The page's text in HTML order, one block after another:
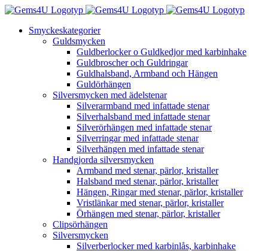
Fortsätt
innehålletSmyckeskategorier
Guldsmycken
Guldberlocker o Guldkedjor med karbinhake
Guldbroscher och Guldringar
Guldhalsband, Armband och Hängen
Guldörhängen
Silversmycken med ädelstenar
Silverarmband med infattade stenar
Silverhalsband med infattade stenar
Silverörhängen med infattade stenar
Silverringar med infattade stenar
Silverhängen med infattade stenar
Handgjorda silversmycken
Armband med stenar, pärlor, kristaller
Halsband med stenar, pärlor, kristaller
Hängen, Ringar med stenar, pärlor, kristaller
Vristlänkar med stenar, pärlor, kristaller
Örhängen med stenar, pärlor, kristaller
Clipsörhängen
Silversmycken
Silverberlocker med karbinlås, karbinhake